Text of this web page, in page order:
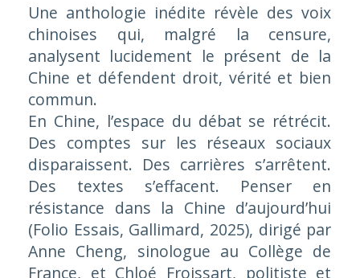
Une anthologie inédite révèle des voix
chinoises qui, malgré la censure,
analysent lucidement le présent de la
Chine et défendent droit, vérité et bien
commun.
En Chine, l’espace du débat se rétrécit.
Des comptes sur les réseaux sociaux
disparaissent. Des carrières s’arrêtent.
Des textes s’effacent. Penser en
résistance dans la Chine d’aujourd’hui
(Folio Essais, Gallimard, 2025), dirigé par
Anne Cheng, sinologue au Collège de
France, et Chloé Froissart, politiste et